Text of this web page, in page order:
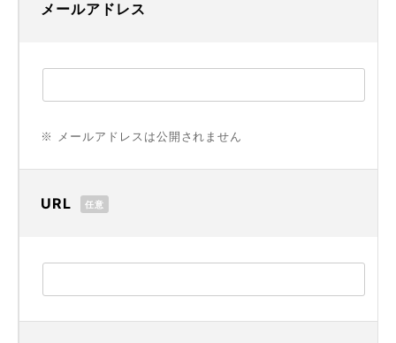
メールアドレス
※ メールアドレスは公開されません
URL 任意